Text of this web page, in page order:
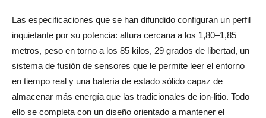
Las especificaciones que se han difundido configuran un perfil
inquietante por su potencia: altura cercana a los 1,80–1,85
metros, peso en torno a los 85 kilos, 29 grados de libertad, un
sistema de fusión de sensores que le permite leer el entorno
en tiempo real y una batería de estado sólido capaz de
almacenar más energía que las tradicionales de ion-litio. Todo
ello se completa con un diseño orientado a mantener el